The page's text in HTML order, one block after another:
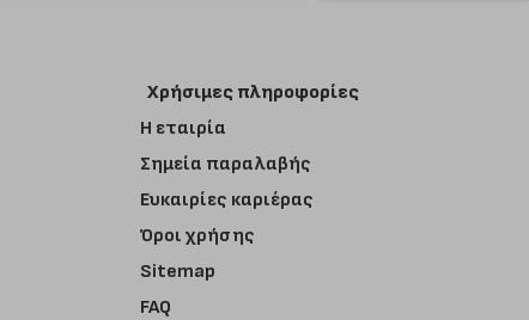
Χρήσιμες πληροφορίες
Η εταιρία
Σημεία παραλαβής
Ευκαιρίες καριέρας
Όροι χρήσης
Sitemap
FAQ